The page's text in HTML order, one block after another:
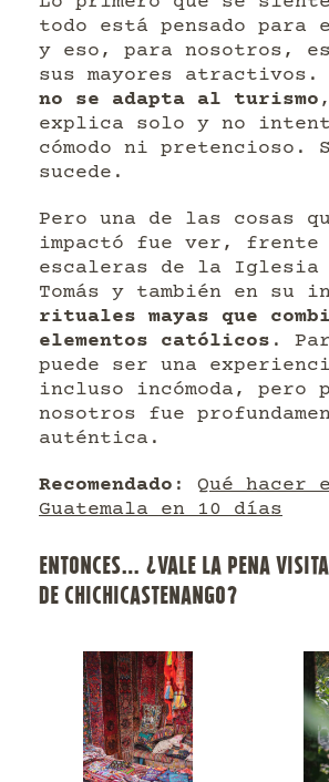
todo está pensado
y eso, para nosotros,
sus mayores atractivos.
no se adapta al turismo
explica solo y no
cómodo ni pretencioso.
sucede.
Pero una de las cosas
impactó fue ver, frente
escaleras de la Iglesia
Tomás y también en su
rituales mayas que
elementos católicos .
puede ser una
incluso incómoda, pero
nosotros fue
auténtica.
Recomendado : Qué hacer
Guatemala en 10 días
ENTONCES… ¿VALE LA PENA
DE CHICHICASTENANGO?